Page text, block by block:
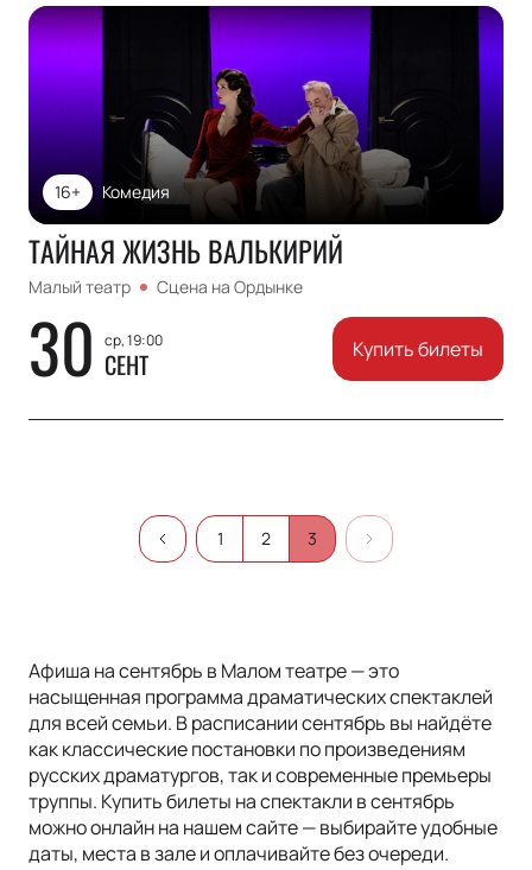
Комедия
16+
ТАЙНАЯ ЖИЗНЬ ВАЛЬКИРИЙ
Малый театр Сцена на Ордынке
30 ср, 19:00
СЕНТ Купить билеты
1 2 3
Афиша на сентябрь в Малом театре — это
насыщенная программа драматических спектаклей
для всей семьи. В расписании сентябрь вы найдёте
как классические постановки по произведениям
русских драматургов, так и современные премьеры
труппы. Купить билеты на спектакли в сентябрь
можно онлайн на нашем сайте — выбирайте удобные
даты, места в зале и оплачивайте без очереди.